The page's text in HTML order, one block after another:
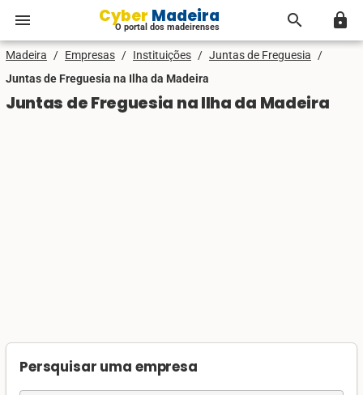
menu Cyber Madeira
O portal dos madeirenses search lock
Madeira / Empresas / Instituições / Juntas de Freguesia
/
Juntas de Freguesia na Ilha da Madeira
Juntas de Freguesia na Ilha da Madeira
Persquisar uma empresa